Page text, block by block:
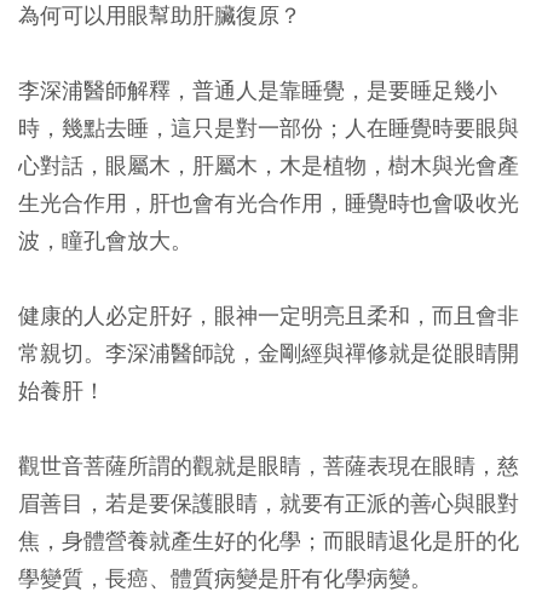
為何可以用眼幫助肝臟復原？
李深浦醫師解釋，普通人是靠睡覺，是要睡足幾小
時，幾點去睡，這只是對一部份；人在睡覺時要眼與
心對話，眼屬木，肝屬木，木是植物，樹木與光會產
生光合作用，肝也會有光合作用，睡覺時也會吸收光
波，瞳孔會放大。
健康的人必定肝好，眼神一定明亮且柔和，而且會非
常親切。李深浦醫師說，金剛經與禪修就是從眼睛開
始養肝！
觀世音菩薩所謂的觀就是眼睛，菩薩表現在眼睛，慈
眉善目，若是要保護眼睛，就要有正派的善心與眼對
焦，身體營養就產生好的化學；而眼睛退化是肝的化
學變質，長癌、體質病變是肝有化學病變。